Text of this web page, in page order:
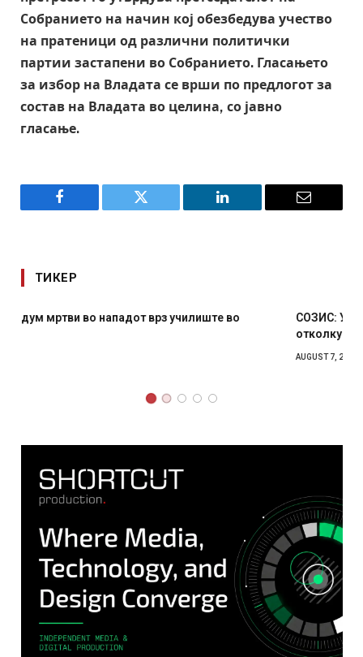
Собранието на начин кој обезбедува учество
на пратеници од различни политички
партии застапени во Собранието. Гласањето
за избор на Владата се врши по предлогот за
состав на Владата во целина, со јавно
гласање.
Facebook Twitter LinkedIn Email
ТИКЕР
СОЗИС: Украинците повеќе им веруваат на генералите